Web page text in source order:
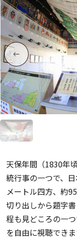
天保年間（1830年
統行事の一つで、
メートル四方、約
切り出しから題字
程も見どころの一
を自由に視聴できま